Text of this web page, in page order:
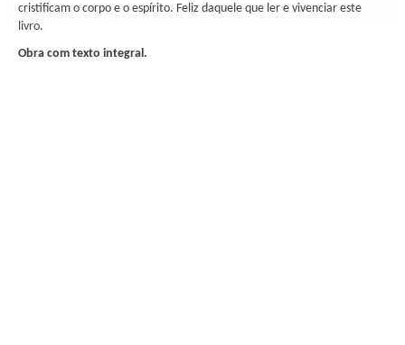
cristificam o corpo e o espírito. Feliz daquele que ler e vivenciar este
livro.
Obra com texto integral.